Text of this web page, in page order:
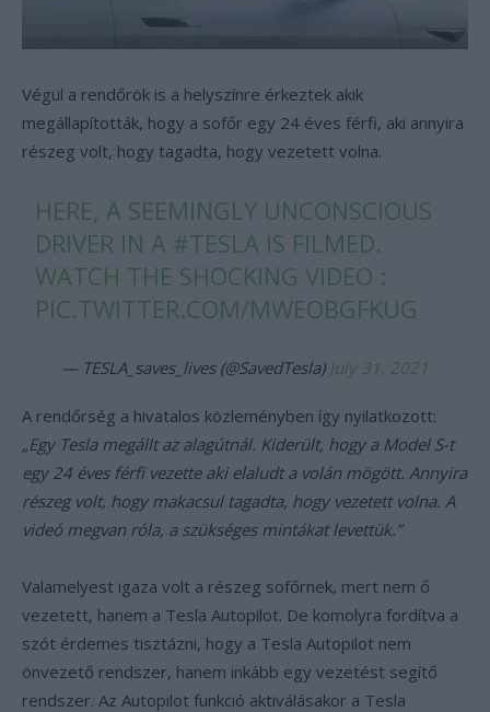
Végül a rendőrök is a helyszínre érkeztek akik
megállapították, hogy a sofőr egy 24 éves férfi, aki annyira
részeg volt, hogy tagadta, hogy vezetett volna.
HERE, A SEEMINGLY UNCONSCIOUS
DRIVER IN A #TESLA IS FILMED.
WATCH THE SHOCKING VIDEO :
PIC.TWITTER.COM/MWEOBGFKUG
— TESLA_saves_lives (@SavedTesla) July 31, 2021
A rendőrség a hivatalos közleményben így nyilatkozott:
„Egy Tesla megállt az alagútnál. Kiderült, hogy a Model S-t
egy 24 éves férfi vezette aki elaludt a volán mögött. Annyira
részeg volt, hogy makacsul tagadta, hogy vezetett volna. A
videó megvan róla, a szükséges mintákat levettük.”
Valamelyest igaza volt a részeg sofőrnek, mert nem ő
vezetett, hanem a Tesla Autopilot. De komolyra fordítva a
szót érdemes tisztázni, hogy a Tesla Autopilot nem
önvezető rendszer, hanem inkább egy vezetést segítő
rendszer. Az Autopilot funkció aktiválásakor a Tesla